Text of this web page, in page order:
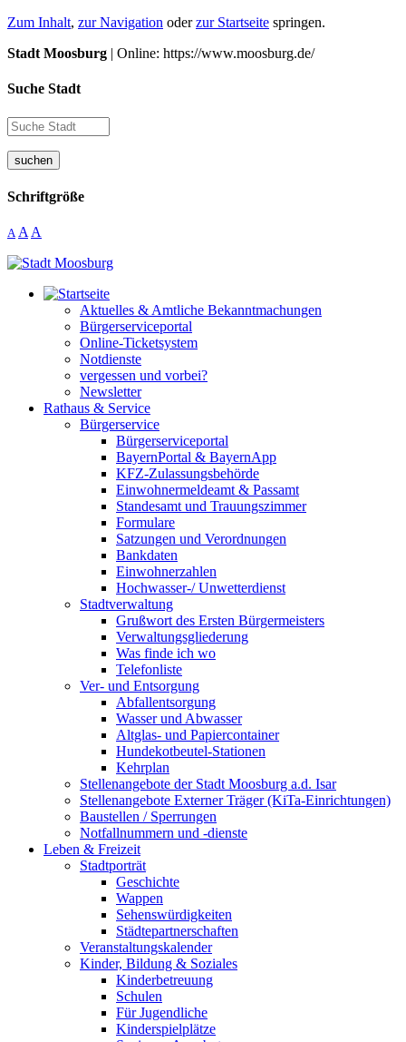
Zum Inhalt, zur Navigation oderzur Startseite springen.
Stadt Moosburg | Online: https://www.moosburg.de/
Suche Stadt
suchen
Schriftgröße
A A A
Aktuelles & Amtliche Bekanntmachungen
Bürgerserviceportal
Online-Ticketsystem
Notdienste
vergessen und vorbei?
Newsletter
Rathaus & Service
Bürgerservice
Bürgerserviceportal
BayernPortal & BayernApp
KFZ-Zulassungsbehörde
Einwohnermeldeamt & Passamt
Standesamt und Trauungszimmer
Formulare
Satzungen und Verordnungen
Bankdaten
Einwohnerzahlen
Hochwasser-/ Unwetterdienst
Stadtverwaltung
Grußwort des Ersten Bürgermeisters
Verwaltungsgliederung
Was finde ich wo
Telefonliste
Ver- und Entsorgung
Abfallentsorgung
Wasser und Abwasser
Altglas- und Papiercontainer
Hundekotbeutel-Stationen
Kehrplan
Stellenangebote der Stadt Moosburg a.d. Isar
Stellenangebote Externer Träger (KiTa-Einrichtungen)
Baustellen / Sperrungen
Notfallnummern und -dienste
Leben & Freizeit
Stadtporträt
Geschichte
Wappen
Sehenswürdigkeiten
Städtepartnerschaften
Veranstaltungskalender
Kinder, Bildung & Soziales
Kinderbetreuung
Schulen
Für Jugendliche
Kinderspielplätze